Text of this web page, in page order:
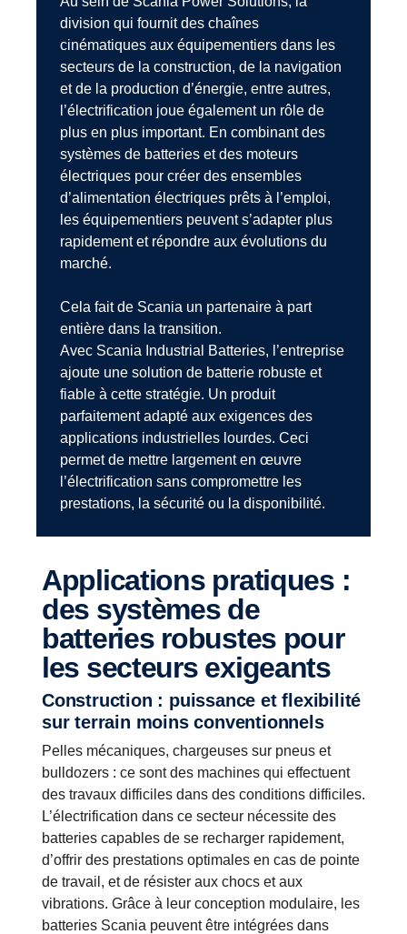
division qui fournit des chaînes
cinématiques aux équipementiers dans les
secteurs de la construction, de la navigation
et de la production d’énergie, entre autres,
l’électrification joue également un rôle de
plus en plus important. En combinant des
systèmes de batteries et des moteurs
électriques pour créer des ensembles
d’alimentation électriques prêts à l’emploi,
les équipementiers peuvent s’adapter plus
rapidement et répondre aux évolutions du
marché.
Cela fait de Scania un partenaire à part
entière dans la transition.
Avec Scania Industrial Batteries, l’entreprise
ajoute une solution de batterie robuste et
fiable à cette stratégie. Un produit
parfaitement adapté aux exigences des
applications industrielles lourdes. Ceci
permet de mettre largement en œuvre
l’électrification sans compromettre les
prestations, la sécurité ou la disponibilité.
Applications pratiques :
des systèmes de
batteries robustes pour
les secteurs exigeants
Construction : puissance et flexibilité
sur terrain moins conventionnels
Pelles mécaniques, chargeuses sur pneus et
bulldozers : ce sont des machines qui effectuent
des travaux difficiles dans des conditions difficiles.
L’électrification dans ce secteur nécessite des
batteries capables de se recharger rapidement,
d’offrir des prestations optimales en cas de pointe
de travail, et de résister aux chocs et aux
vibrations. Grâce à leur conception modulaire, les
batteries Scania peuvent être intégrées dans